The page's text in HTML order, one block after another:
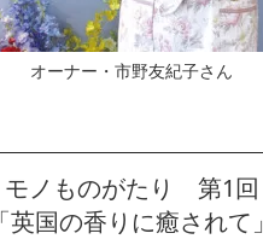
オーナー・市野友紀子さん
モノものがたり 第1回
「英国の香りに癒されて」